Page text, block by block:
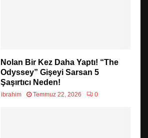
Nolan Bir Kez Daha Yaptı! “The
Odyssey” Gişeyi Sarsan 5
Şaşırtıcı Neden!
ibrahim Temmuz 22, 2026 0